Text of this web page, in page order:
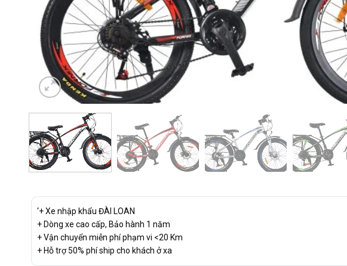
‘+ Xe nhập khẩu ĐÀI LOAN
+ Dòng xe cao cấp, Bảo hành 1 năm
+ Vận chuyển miễn phí phạm vi <20 Km
+ Hỗ trợ 50% phí ship cho khách ở xa